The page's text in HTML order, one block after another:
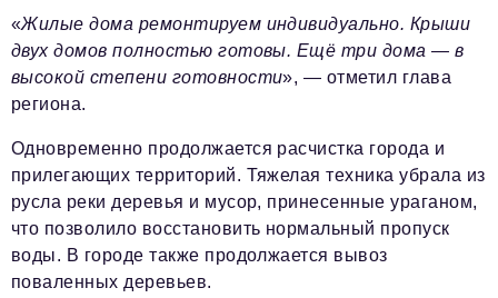
«Жилые дома ремонтируем индивидуально. Крыши
двух домов полностью готовы. Ещё три дома — в
высокой степени готовности», — отметил глава
региона.
Одновременно продолжается расчистка города и
прилегающих территорий. Тяжелая техника убрала из
русла реки деревья и мусор, принесенные ураганом,
что позволило восстановить нормальный пропуск
воды. В городе также продолжается вывоз
поваленных деревьев.